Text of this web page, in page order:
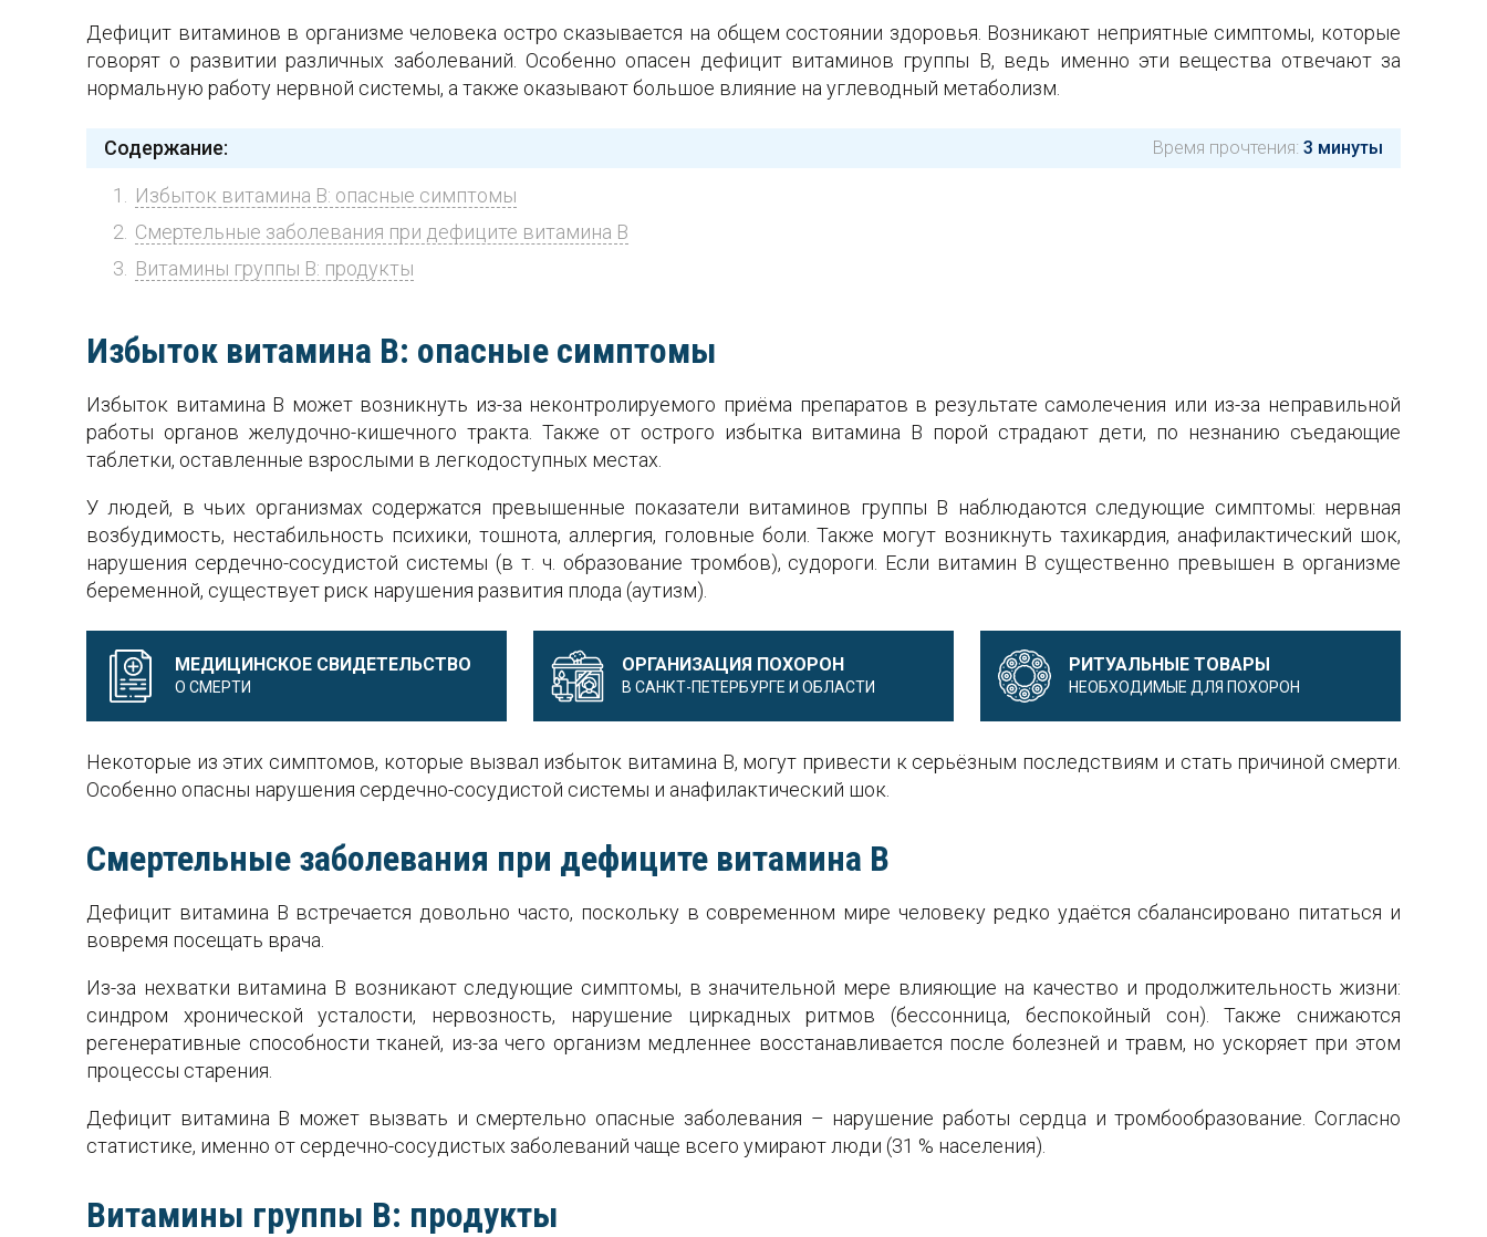
Дефицит витаминов в организме человека остро сказывается на общем состоянии здоровья. Возникают неприятные симптомы, которые
говорят о развитии различных заболеваний. Особенно опасен дефицит витаминов группы В, ведь именно эти вещества отвечают за
нормальную работу нервной системы, а также оказывают большое влияние на углеводный метаболизм.
Содержание: Время прочтения: 3 минуты
Избыток витамина B: опасные симптомы
Смертельные заболевания при дефиците витамина B
Витамины группы В: продукты
Избыток витамина B: опасные симптомы
Избыток витамина В может возникнуть из-за неконтролируемого приëма препаратов в результате самолечения или из-за неправильной
работы органов желудочно-кишечного тракта. Также от острого избытка витамина В порой страдают дети, по незнанию съедающие
таблетки, оставленные взрослыми в легкодоступных местах.
У людей, в чьих организмах содержатся превышенные показатели витаминов группы В наблюдаются следующие симптомы: нервная
возбудимость, нестабильность психики, тошнота, аллергия, головные боли. Также могут возникнуть тахикардия, анафилактический шок,
нарушения сердечно-сосудистой системы (в т. ч. образование тромбов), судороги. Если витамин В существенно превышен в организме
беременной, существует риск нарушения развития плода (аутизм).
МЕДИЦИНСКОЕ СВИДЕТЕЛЬСТВО
О СМЕРТИ
ОРГАНИЗАЦИЯ ПОХОРОН
В САНКТ-ПЕТЕРБУРГЕ И ОБЛАСТИ
РИТУАЛЬНЫЕ ТОВАРЫ
НЕОБХОДИМЫЕ ДЛЯ ПОХОРОН
Некоторые из этих симптомов, которые вызвал избыток витамина В, могут привести к серьëзным последствиям и стать причиной смерти.
Особенно опасны нарушения сердечно-сосудистой системы и анафилактический шок.
Смертельные заболевания при дефиците витамина B
Дефицит витамина В встречается довольно часто, поскольку в современном мире человеку редко удаётся сбалансировано питаться и
вовремя посещать врача.
Из-за нехватки витамина В возникают следующие симптомы, в значительной мере влияющие на качество и продолжительность жизни:
синдром хронической усталости, нервозность, нарушение циркадных ритмов (бессонница, беспокойный сон). Также снижаются
регенеративные способности тканей, из-за чего организм медленнее восстанавливается после болезней и травм, но ускоряет при этом
процессы старения.
Дефицит витамина В может вызвать и смертельно опасные заболевания – нарушение работы сердца и тромбообразование. Согласно
статистике, именно от сердечно-сосудистых заболеваний чаще всего умирают люди (31 % населения).
Витамины группы В: продукты